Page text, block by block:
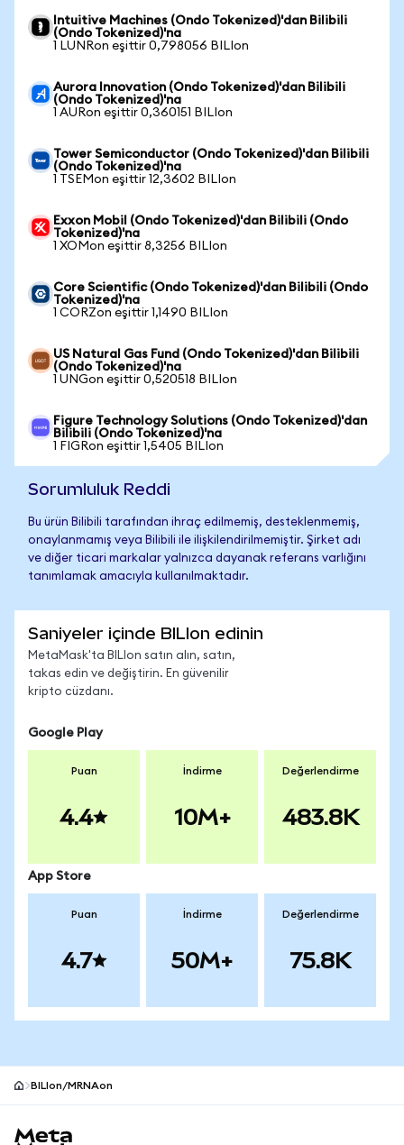
Intuitive Machines (Ondo Tokenized)'dan Bilibili
(Ondo Tokenized)'na
1 LUNRon eşittir 0,798056 BILIon
Aurora Innovation (Ondo Tokenized)'dan Bilibili
(Ondo Tokenized)'na
1 AURon eşittir 0,360151 BILIon
Tower Semiconductor (Ondo Tokenized)'dan Bilibili
(Ondo Tokenized)'na
1 TSEMon eşittir 12,3602 BILIon
Exxon Mobil (Ondo Tokenized)'dan Bilibili (Ondo
Tokenized)'na
1 XOMon eşittir 8,3256 BILIon
Core Scientific (Ondo Tokenized)'dan Bilibili (Ondo
Tokenized)'na
1 CORZon eşittir 1,1490 BILIon
US Natural Gas Fund (Ondo Tokenized)'dan Bilibili
(Ondo Tokenized)'na
1 UNGon eşittir 0,520518 BILIon
Figure Technology Solutions (Ondo Tokenized)'dan
Bilibili (Ondo Tokenized)'na
1 FIGRon eşittir 1,5405 BILIon
Sorumluluk Reddi
Bu ürün Bilibili tarafından ihraç edilmemiş, desteklenmemiş,
onaylanmamış veya Bilibili ile ilişkilendirilmemiştir. Şirket adı
ve diğer ticari markalar yalnızca dayanak referans varlığını
tanımlamak amacıyla kullanılmaktadır.
Saniyeler içinde BILIon edinin
MetaMask'ta BILIon satın alın, satın,
takas edin ve değiştirin. En güvenilir
kripto cüzdanı.
Google Play
Puan
4.4
İndirme
10M+
Değerlendirme
483.8K
App Store
Puan
4.7
İndirme
50M+
Değerlendirme
75.8K
BILIon/MRNAon